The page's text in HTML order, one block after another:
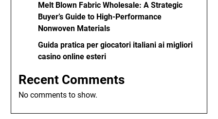
Melt Blown Fabric Wholesale: A Strategic
Buyer’s Guide to High-Performance
Nonwoven Materials
Guida pratica per giocatori italiani ai migliori
casino online esteri
Recent Comments
No comments to show.